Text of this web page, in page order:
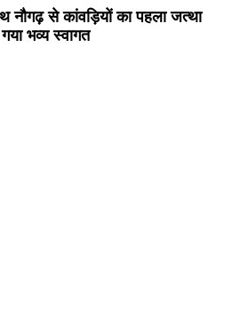
नौगढ़ से कांवड़ियों का पहला जत्था
भव्य स्वागत